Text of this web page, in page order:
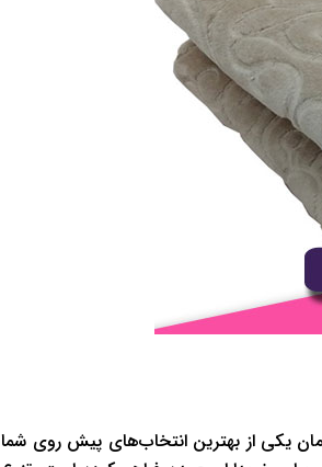
يکي از بهترين انتخاب‌هاي پيش روي شما